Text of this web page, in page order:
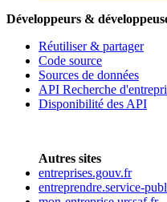
Développeurs &
Réutiliser & partager
Code source
Sources de données
API Recherche
Disponibilité des API
Autres sites
entreprises.gouv.fr
entreprendre.service-